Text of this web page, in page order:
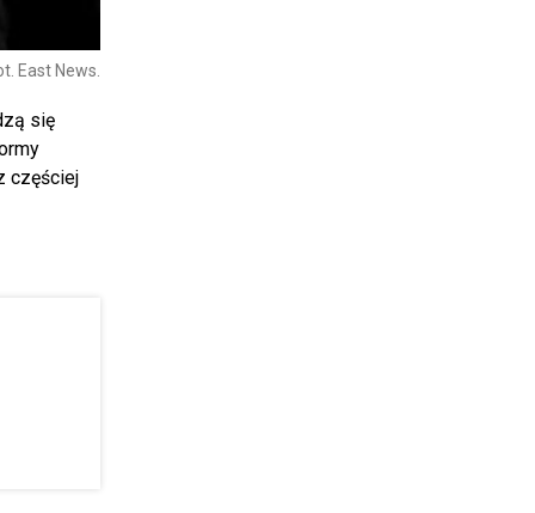
East News.
się
częściej